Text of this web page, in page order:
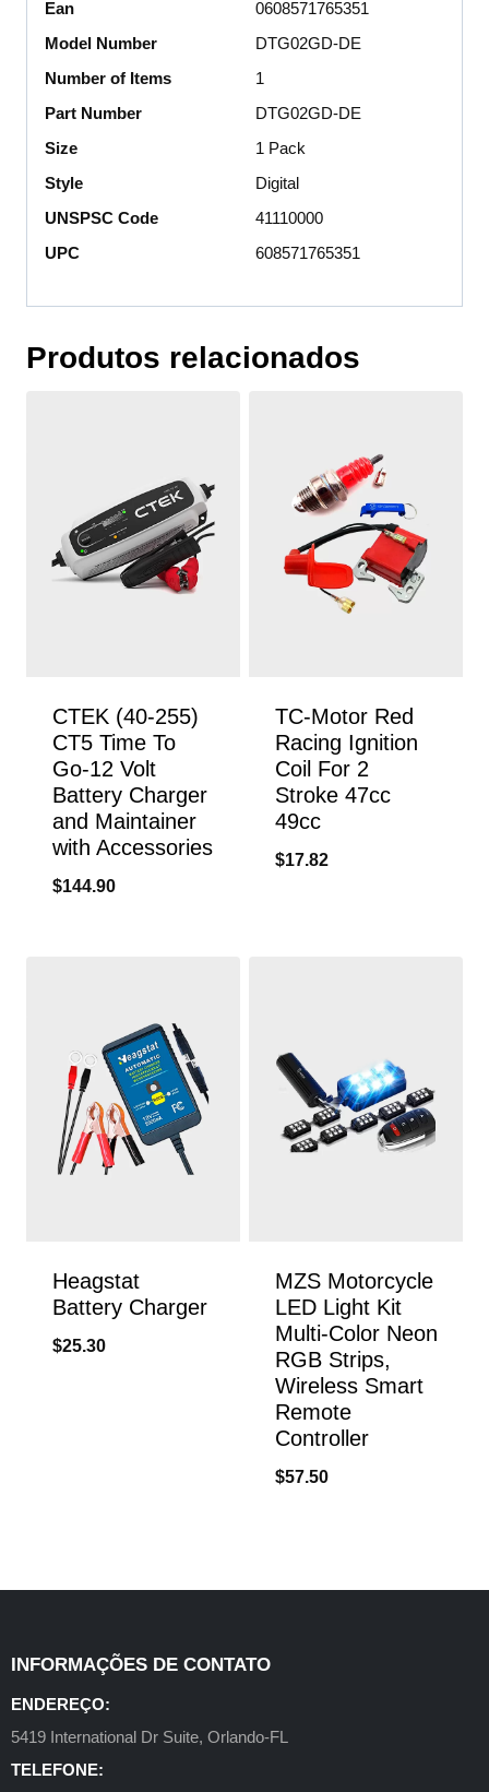
Ean
0608571765351
Model Number
DTG02GD-DE
Number of Items
1
Part Number
DTG02GD-DE
Size
1 Pack
Style
Digital
UNSPSC Code
41110000
UPC
608571765351
Produtos relacionados
CTEK (40-255)
CT5 Time To
Go-12 Volt
Battery Charger
and Maintainer
with Accessories
$144.90
TC-Motor Red
Racing Ignition
Coil For 2
Stroke 47cc
49cc
$17.82
Heagstat
Battery Charger
$25.30
MZS Motorcycle
LED Light Kit
Multi-Color Neon
RGB Strips,
Wireless Smart
Remote
Controller
$57.50
INFORMAÇÕES DE CONTATO
ENDEREÇO:
5419 International Dr Suite, Orlando-FL
TELEFONE: